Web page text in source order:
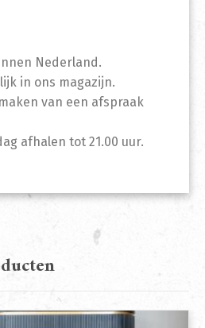
Nederland.
in ons magazijn.
van een afspraak
afhalen tot 21.00 uur.